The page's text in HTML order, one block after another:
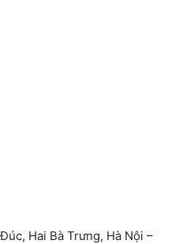
Hai Bà Trưng, Hà Nội –